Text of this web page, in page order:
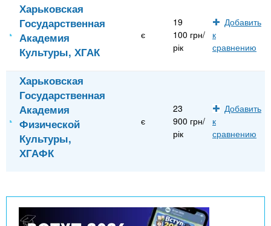
Харьковская
Государственная
Академия
Культуры, ХГАК
є
19
100 грн/
рік
Добавить
к
сравнению
Харьковская
Государственная
Академия
Физической
Культуры,
ХГАФК
є
23
900 грн/
рік
Добавить
к
сравнению